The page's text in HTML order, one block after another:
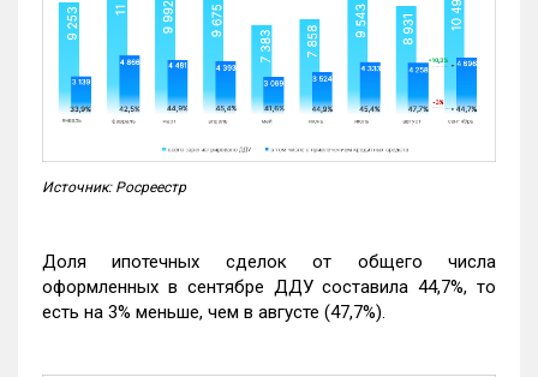
Источник: Росреестр
Доля ипотечных сделок от общего числа
оформленных в сентябре ДДУ составила 44,7%, то
есть на 3% меньше, чем в августе (47,7%).